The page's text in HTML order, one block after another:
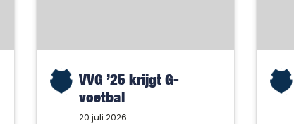
VVG ’25 krijgt G-
voetbal
20 juli 2026